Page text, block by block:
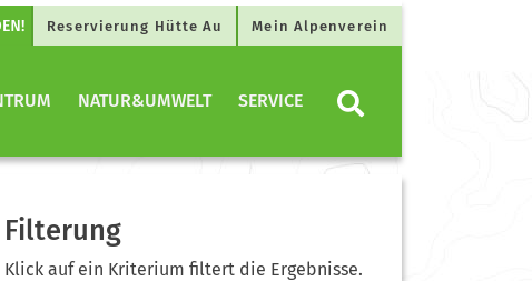
Reservierung Hütte Au Mein Alpenverein
NATUR&UMWELT SERVICE
Filterung
Klick auf ein Kriterium filtert die Ergebnisse.